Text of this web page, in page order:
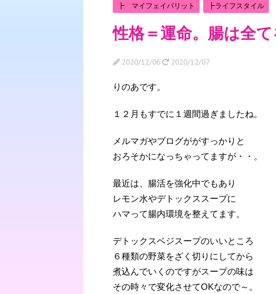
┣ マイフェイバリット ┣ライフスタイル
性格＝運命。腸は全て
2020/12/06 2020/12/07
りのあです。
１２月もすでに１週間過ぎましたね。
メルマガやブログががすっかりと
おろそかになっちゃってますが・・。
最近は、腸活を強化中でもあり
レモン水やデトックススープに
ハマって腸内環境を整えてます。
デトックスベジスープのいいところ
６種類の野菜をざく切りにしてから
煮込んでいくのですがスープの味は
その時々で変化させてOKなので～。